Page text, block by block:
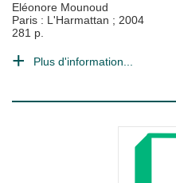
Eléonore Mounoud
Paris : L'Harmattan ; 2004
281 p.
Plus d'information...